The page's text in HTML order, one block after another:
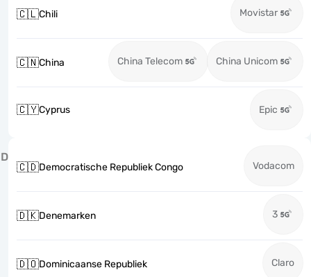
🇨🇱Chili Movistar
🇨🇳China China Telecom China Unicom
🇨🇾Cyprus Epic
D
🇨🇩Democratische Republiek Congo Vodacom
🇩🇰Denemarken 3
🇩🇴Dominicaanse Republiek Claro